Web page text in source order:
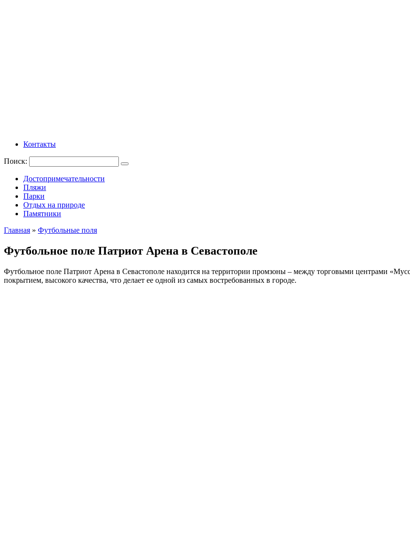
Контакты
Поиск:
Достопримечательности
Пляжи
Парки
Отдых на природе
Памятники
Главная » Футбольные поля
Футбольное поле Патриот Арена в Севастополе
Футбольное поле Патриот Арена в Севастополе находится на территории промзоны – между торговыми центрами
покрытием, высокого качества, что делает ее одной из самых востребованных в городе.